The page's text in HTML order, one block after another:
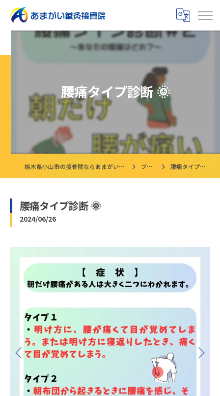
腰痛タイプ診断 🌞
栃木県小山市の接骨院ならあまがい鍼灸接骨院 ブログ 腰痛タイプ診断 🌞
腰痛タイプ診断 🌞
2024/06/26